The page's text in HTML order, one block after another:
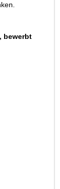
bewerbt